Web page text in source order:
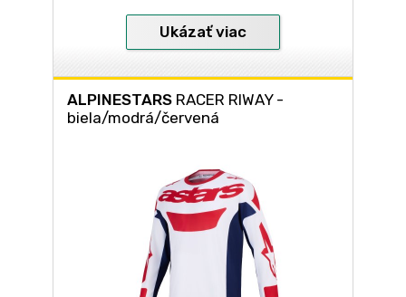
Ukázať viac
ALPINESTARS RACER RIWAY -
biela/modrá/červená